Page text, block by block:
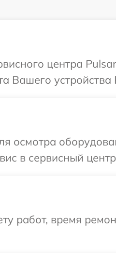
центра
Вашего устройства
осмотра
в сервисный
работ, время